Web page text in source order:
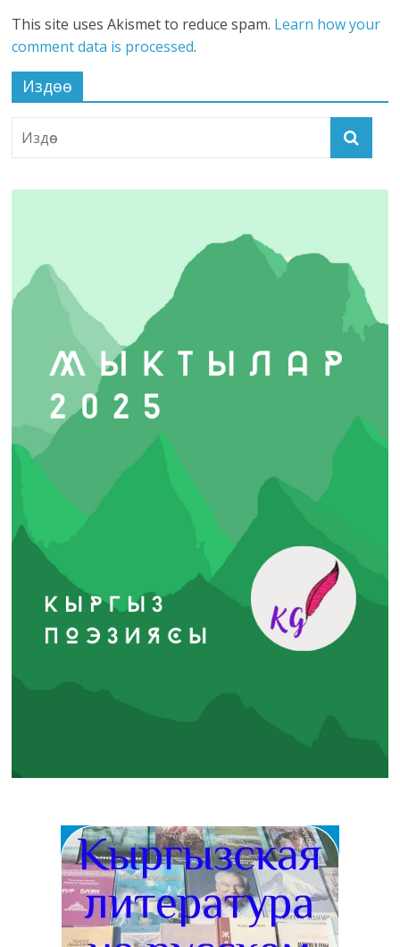
This site uses Akismet to reduce spam. Learn how your
comment data is processed.
Издөө